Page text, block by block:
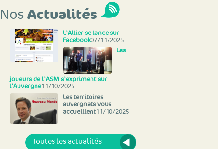
Nos Actualités
L'Allier se lance sur
Facebook07/11/2025
Les
joueurs de l'ASM s'expriment sur
l'Auvergne11/10/2025
Les territoires
auvergnats vous
accueillent11/10/2025
Toutes les actualités